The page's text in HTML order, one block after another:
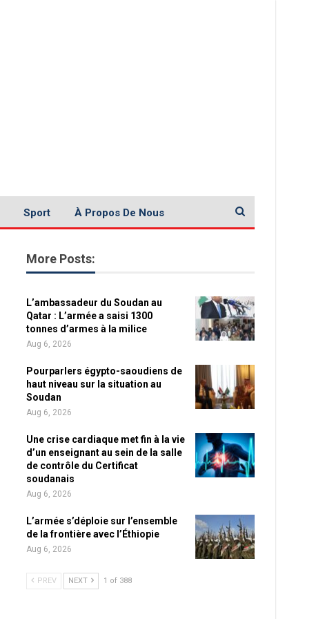
Sport À Propos De Nous
More Posts:
L’ambassadeur du Soudan au
Qatar : L’armée a saisi 1300
tonnes d’armes à la milice
Aug 6, 2026
Pourparlers égypto-saoudiens de
haut niveau sur la situation au
Soudan
Aug 6, 2026
Une crise cardiaque met fin à la vie
d’un enseignant au sein de la salle
de contrôle du Certificat
soudanais
Aug 6, 2026
L’armée s’déploie sur l’ensemble
de la frontière avec l’Éthiopie
Aug 6, 2026
PREV NEXT 1 of 388